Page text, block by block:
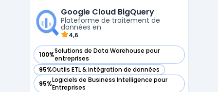
avancées de Databricks, notamment en
matière d'ingénierie des ...
Google Cloud BigQuery
Plateforme de traitement de
données en
4,6
100%Solutions de Data Warehouse pour
entreprises
— voir Google Cloud BigQuery dans cette catégorie
95%Outils ETL & intégration de données
— voir Google Cloud BigQuery dans cette catégorie
95%Logiciels de Business Intelligence pour
Entreprises
— voir Google Cloud BigQuery dans cette catégorie